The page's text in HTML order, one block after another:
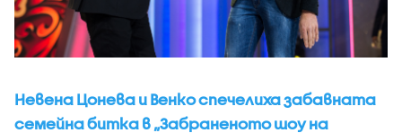
Невена Цонева и Венко спечелиха забавната
семейна битка в „Забраненото шоу на